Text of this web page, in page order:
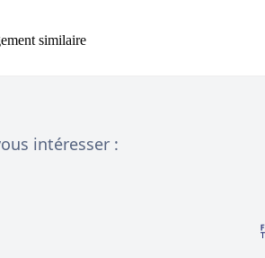
similaire
intéresser :